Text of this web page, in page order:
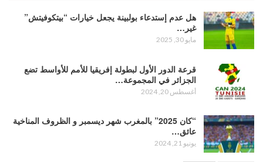
هل عدم إستدعاء بولبينة يجعل خيارات “بيتكوفيتش”
غير…
مايو 30, 2025
قرعة الدور الأول لبطولة إفريقيا للأمم للأواسط تضع
الجزائر في المجموعة…
أغسطس 20, 2024
“كان 2025” بالمغرب شهر ديسمبر و الظروف المناخية
عائق…
يونيو 21, 2024